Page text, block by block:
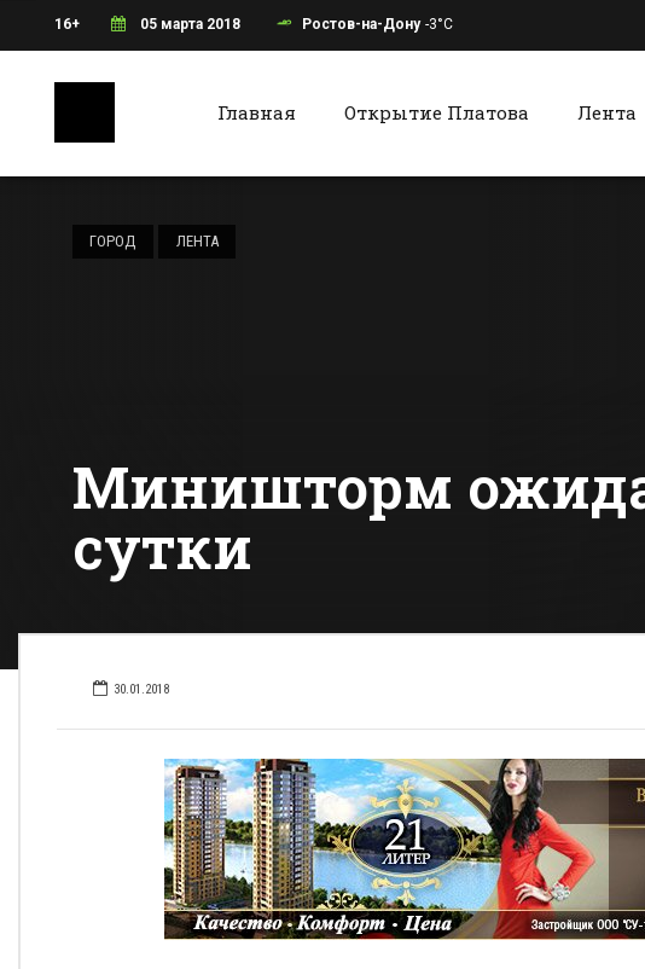
16+ 05 марта 2018 Ростов-на-Дону -3°C
Главная Открытие Платова Лента
ГОРОД ЛЕНТА
Миништорм
сутки
30.01.2018